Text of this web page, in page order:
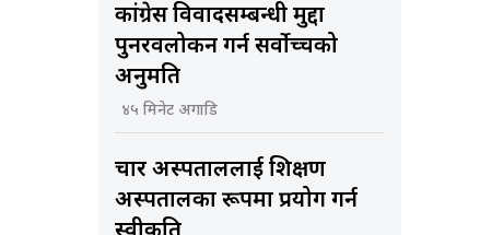
कांग्रेस विवादसम्बन्धी मुद्दा
पुनरवलोकन गर्न सर्वोच्चको
अनुमति
४५ मिनेट अगाडि
चार अस्पताललाई शिक्षण
अस्पतालका रूपमा प्रयोग गर्न